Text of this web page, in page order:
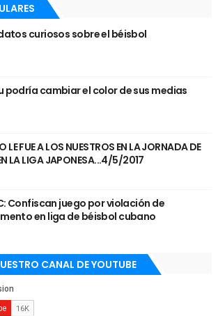
curiosos sobre el béisbol
podría cambiar el color de sus medias
LE FUE A LOS NUESTROS EN LA JORNADA DE
LA LIGA JAPONESA...4/5/2017
Confiscan juego por violación de
en liga de béisbol cubano
CANAL DE YOUTUBE